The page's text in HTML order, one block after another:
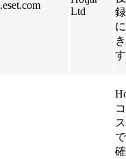
.eset.com
Ltd